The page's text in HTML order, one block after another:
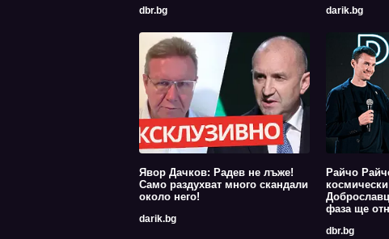
dbr.bg darik.bg
Явор Дачков: Радев не лъже!
Само раздухват много скандали
около него!
darik.bg
Райчо
фаза ще
dbr.bg